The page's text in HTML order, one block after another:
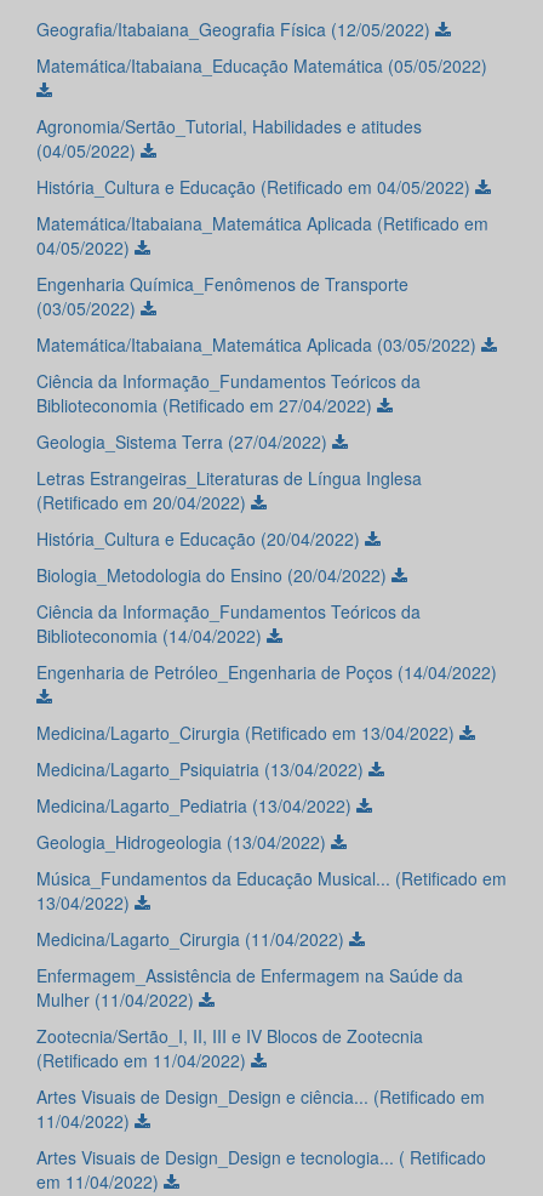
Geografia/Itabaiana_Geografia Física (12/05/2022)
Matemática/Itabaiana_Educação Matemática (05/05/2022)
Agronomia/Sertão_Tutorial, Habilidades e atitudes
(04/05/2022)
História_Cultura e Educação (Retificado em 04/05/2022)
Matemática/Itabaiana_Matemática Aplicada (Retificado em
04/05/2022)
Engenharia Química_Fenômenos de Transporte
(03/05/2022)
Matemática/Itabaiana_Matemática Aplicada (03/05/2022)
Ciência da Informação_Fundamentos Teóricos da
Biblioteconomia (Retificado em 27/04/2022)
Geologia_Sistema Terra (27/04/2022)
Letras Estrangeiras_Literaturas de Língua Inglesa
(Retificado em 20/04/2022)
História_Cultura e Educação (20/04/2022)
Biologia_Metodologia do Ensino (20/04/2022)
Ciência da Informação_Fundamentos Teóricos da
Biblioteconomia (14/04/2022)
Engenharia de Petróleo_Engenharia de Poços (14/04/2022)
Medicina/Lagarto_Cirurgia (Retificado em 13/04/2022)
Medicina/Lagarto_Psiquiatria (13/04/2022)
Medicina/Lagarto_Pediatria (13/04/2022)
Geologia_Hidrogeologia (13/04/2022)
Música_Fundamentos da Educação Musical... (Retificado em
13/04/2022)
Medicina/Lagarto_Cirurgia (11/04/2022)
Enfermagem_Assistência de Enfermagem na Saúde da
Mulher (11/04/2022)
Zootecnia/Sertão_I, II, III e IV Blocos de Zootecnia
(Retificado em 11/04/2022)
Artes Visuais de Design_Design e ciência... (Retificado em
11/04/2022)
Artes Visuais de Design_Design e tecnologia... ( Retificado
em 11/04/2022)